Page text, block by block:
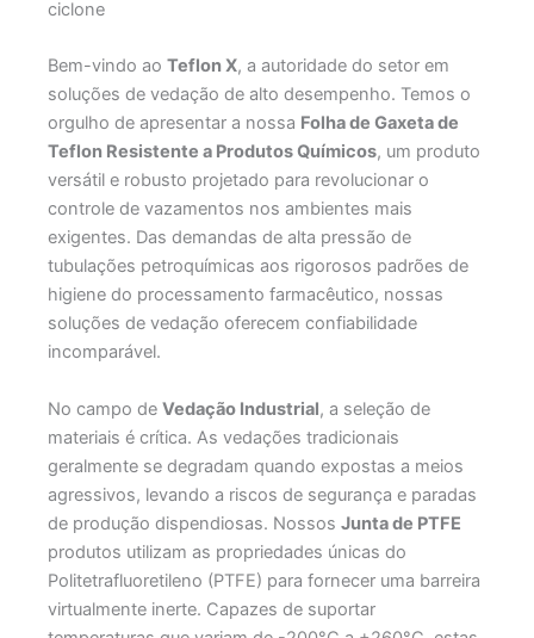
ciclone
Bem-vindo ao Teflon X, a autoridade do setor em
soluções de vedação de alto desempenho. Temos o
orgulho de apresentar a nossa Folha de Gaxeta de
Teflon Resistente a Produtos Químicos, um produto
versátil e robusto projetado para revolucionar o
controle de vazamentos nos ambientes mais
exigentes. Das demandas de alta pressão de
tubulações petroquímicas aos rigorosos padrões de
higiene do processamento farmacêutico, nossas
soluções de vedação oferecem confiabilidade
incomparável.
No campo de Vedação Industrial, a seleção de
materiais é crítica. As vedações tradicionais
geralmente se degradam quando expostas a meios
agressivos, levando a riscos de segurança e paradas
de produção dispendiosas. Nossos Junta de PTFE
produtos utilizam as propriedades únicas do
Politetrafluoretileno (PTFE) para fornecer uma barreira
virtualmente inerte. Capazes de suportar